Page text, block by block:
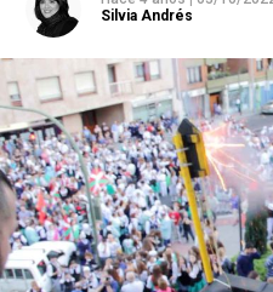
7 octubre – 15 octubre
Silvia Andrés